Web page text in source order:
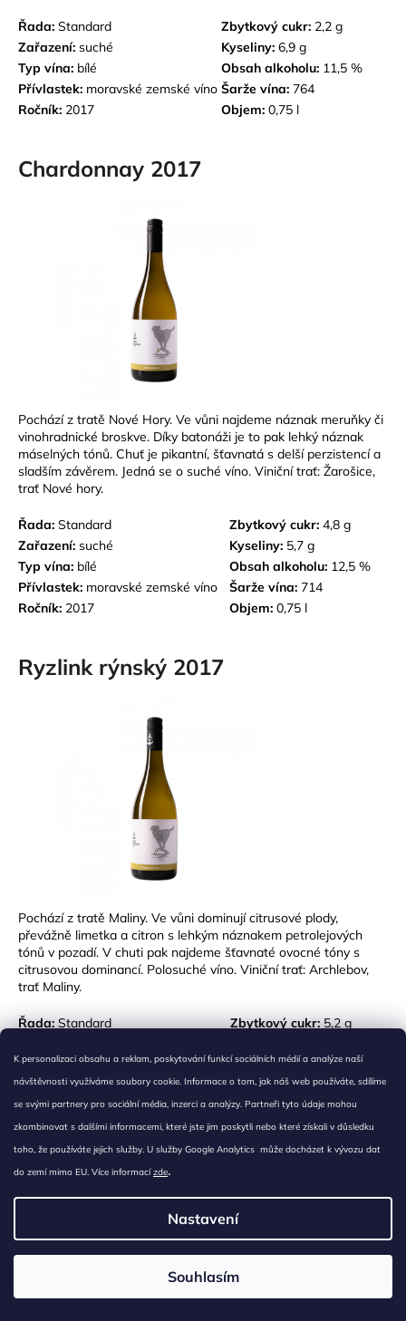
K personalizaci obsahu a reklam, poskytování funkcí sociálních médií a analýze naší
návštěvnosti využíváme soubory cookie. Informace o tom, jak náš web používáte, sdílíme
se svými partnery pro sociální média, inzerci a analýzy. Partneři tyto údaje mohou
zkombinovat s dalšími informacemi, které jste jim poskytli nebo které získali v důsledku
toho, že používáte jejich služby. U služby Google Analytics může docházet k vývozu dat
do zemí mimo EU. Více informacízde.
Nastavení
Souhlasím
Řada: Standard Zbytkový cukr: 2,2 g
Zařazení: suché Kyseliny: 6,9 g
Typ vína: bílé Obsah alkoholu: 11,5 %
Přívlastek: moravské zemské víno Šarže vína: 764
Ročník: 2017 Objem: 0,75 l
Chardonnay 2017
Pochází z tratě Nové Hory. Ve vůni najdeme náznak meruňky či
vinohradnické broskve. Díky batonáži je to pak lehký náznak
máselných tónů. Chuť je pikantní, šťavnatá s delší perzistencí a
sladším závěrem. Jedná se o suché víno. Viniční trať: Žarošice,
trať Nové hory.
Řada: Standard Zbytkový cukr: 4,8 g
Zařazení: suché Kyseliny: 5,7 g
Typ vína: bílé Obsah alkoholu: 12,5 %
Přívlastek: moravské zemské víno Šarže vína: 714
Ročník: 2017 Objem: 0,75 l
Ryzlink rýnský 2017
Pochází z tratě Maliny. Ve vůni dominují citrusové plody,
převážně limetka a citron s lehkým náznakem petrolejových
tónů v pozadí. V chuti pak najdeme šťavnaté ovocné tóny s
citrusovou dominancí. Polosuché víno. Viniční trať: Archlebov,
trať Maliny.
Řada:Standard Zbytkový cukr:5,2 g
Typ vína:bílé Obsah alkoholu:12,5 %
Přívlastek:moravské zemské víno Šarže vína:751
Ročník:2019 Objem:0,75 l
Pinot Blanc 2017